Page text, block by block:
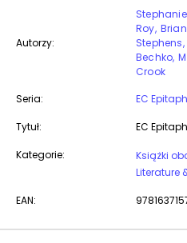
Autorzy:
Roy
Stephens
Bechko
Crook
Seria:
EC
Tytuł: EC
Kategorie:
Książki
Literature
EAN: